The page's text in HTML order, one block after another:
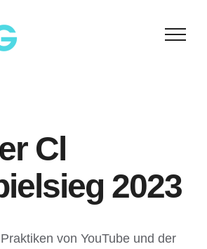
Cl
2023
von YouTube und der